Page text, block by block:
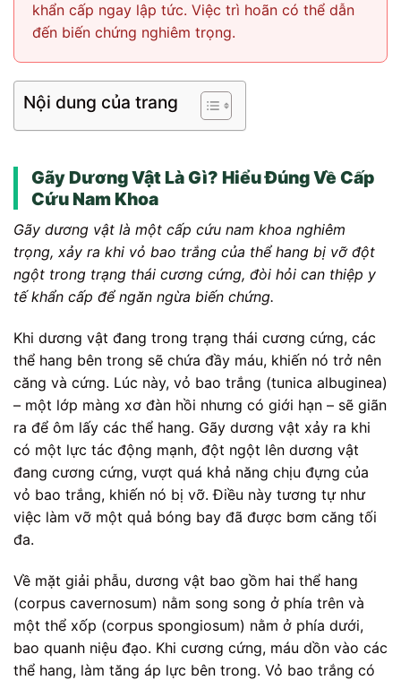
khẩn cấp ngay lập tức. Việc trì hoãn có thể dẫn
đến biến chứng nghiêm trọng.
Nội dung của trang
Gãy Dương Vật Là Gì? Hiểu Đúng Về Cấp
Cứu Nam Khoa
Gãy dương vật là một cấp cứu nam khoa nghiêm
trọng, xảy ra khi vỏ bao trắng của thể hang bị vỡ đột
ngột trong trạng thái cương cứng, đòi hỏi can thiệp y
tế khẩn cấp để ngăn ngừa biến chứng.
Khi dương vật đang trong trạng thái cương cứng, các
thể hang bên trong sẽ chứa đầy máu, khiến nó trở nên
căng và cứng. Lúc này, vỏ bao trắng (tunica albuginea)
– một lớp màng xơ đàn hồi nhưng có giới hạn – sẽ giãn
ra để ôm lấy các thể hang. Gãy dương vật xảy ra khi
có một lực tác động mạnh, đột ngột lên dương vật
đang cương cứng, vượt quá khả năng chịu đựng của
vỏ bao trắng, khiến nó bị vỡ. Điều này tương tự như
việc làm vỡ một quả bóng bay đã được bơm căng tối
đa.
Về mặt giải phẫu, dương vật bao gồm hai thể hang
(corpus cavernosum) nằm song song ở phía trên và
một thể xốp (corpus spongiosum) nằm ở phía dưới,
bao quanh niệu đạo. Khi cương cứng, máu dồn vào các
thể hang, làm tăng áp lực bên trong. Vỏ bao trắng có